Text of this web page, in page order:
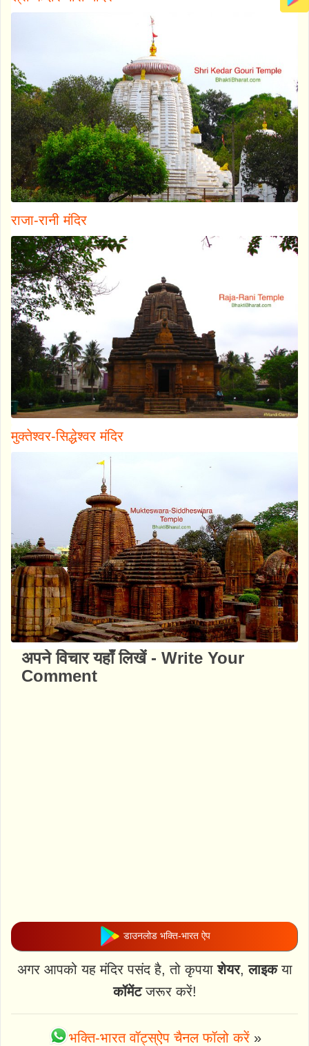
राजा-रानी मंदिर
मुक्तेश्वर-सिद्धेश्वर मंदिर
अपने विचार यहाँ लिखें - Write Your
Comment
डाउनलोड भक्ति-भारत ऐप
अगर आपको यह मंदिर पसंद है, तो कृपयाशेयर,लाइकया
कॉमेंटजरूर करें!
भक्ति-भारत वॉट्स्ऐप चैनल फॉलो करें»